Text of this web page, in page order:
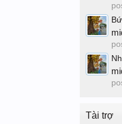
Tài trợ